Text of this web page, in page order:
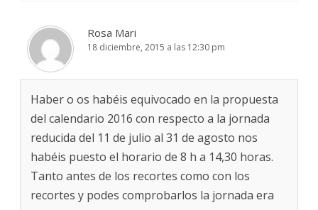
Rosa Mari
18 diciembre, 2015 a las 12:30 pm
Haber o os habéis equivocado en la propuesta
del calendario 2016 con respecto a la jornada
reducida del 11 de julio al 31 de agosto nos
habéis puesto el horario de 8 h a 14,30 horas.
Tanto antes de los recortes como con los
recortes y podes comprobarlos la jornada era